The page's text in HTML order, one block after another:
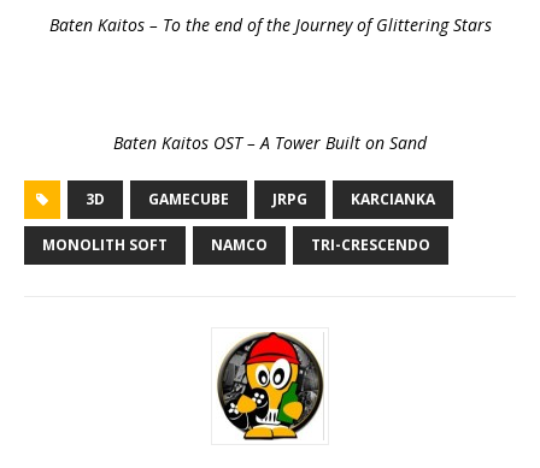
Baten Kaitos – To the end of the Journey of Glittering Stars
Baten Kaitos OST – A Tower Built on Sand
3D GAMECUBE JRPG KARCIANKA
MONOLITH SOFT NAMCO TRI-CRESCENDO